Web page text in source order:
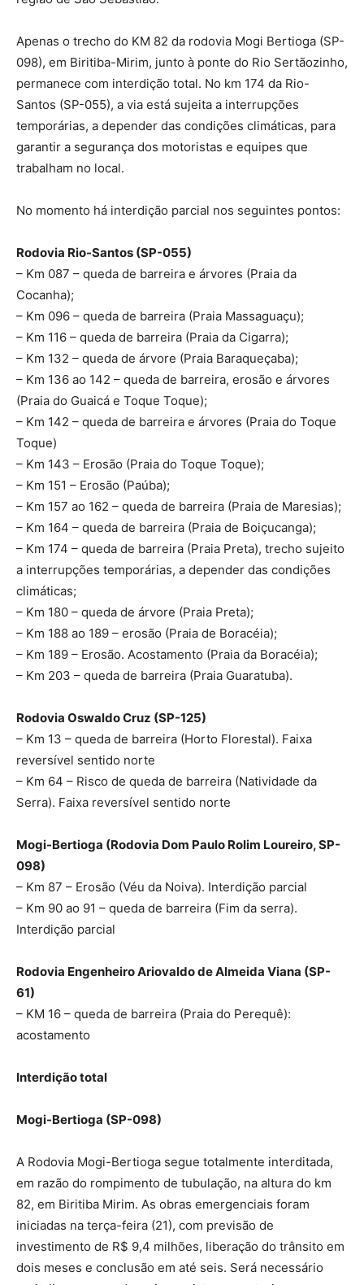
Apenas o trecho do KM 82 da rodovia Mogi Bertioga (SP-
098), em Biritiba-Mirim, junto à ponte do Rio Sertãozinho,
permanece com interdição total. No km 174 da Rio-
Santos (SP-055), a via está sujeita a interrupções
temporárias, a depender das condições climáticas, para
garantir a segurança dos motoristas e equipes que
trabalham no local.
No momento há interdição parcial nos seguintes pontos:
Rodovia Rio-Santos (SP-055)
– Km 087 – queda de barreira e árvores (Praia da
Cocanha);
– Km 096 – queda de barreira (Praia Massaguaçu);
– Km 116 – queda de barreira (Praia da Cigarra);
– Km 132 – queda de árvore (Praia Baraqueçaba);
– Km 136 ao 142 – queda de barreira, erosão e árvores
(Praia do Guaicá e Toque Toque);
– Km 142 – queda de barreira e árvores (Praia do Toque
Toque)
– Km 143 – Erosão (Praia do Toque Toque);
– Km 151 – Erosão (Paúba);
– Km 157 ao 162 – queda de barreira (Praia de Maresias);
– Km 164 – queda de barreira (Praia de Boiçucanga);
– Km 174 – queda de barreira (Praia Preta), trecho sujeito
a interrupções temporárias, a depender das condições
climáticas;
– Km 180 – queda de árvore (Praia Preta);
– Km 188 ao 189 – erosão (Praia de Boracéia);
– Km 189 – Erosão. Acostamento (Praia da Boracéia);
– Km 203 – queda de barreira (Praia Guaratuba).
Rodovia Oswaldo Cruz (SP-125)
– Km 13 – queda de barreira (Horto Florestal). Faixa
reversível sentido norte
– Km 64 – Risco de queda de barreira (Natividade da
Serra). Faixa reversível sentido norte
Mogi-Bertioga (Rodovia Dom Paulo Rolim Loureiro, SP-
098)
– Km 87 – Erosão (Véu da Noiva). Interdição parcial
– Km 90 ao 91 – queda de barreira (Fim da serra).
Interdição parcial
Rodovia Engenheiro Ariovaldo de Almeida Viana (SP-
61)
– KM 16 – queda de barreira (Praia do Perequê):
acostamento
Interdição total
Mogi-Bertioga (SP-098)
A Rodovia Mogi-Bertioga segue totalmente interditada,
em razão do rompimento de tubulação, na altura do km
82, em Biritiba Mirim. As obras emergenciais foram
iniciadas na terça-feira (21), com previsão de
investimento de R$ 9,4 milhões, liberação do trânsito em
dois meses e conclusão em até seis. Será necessário